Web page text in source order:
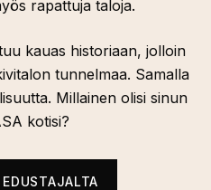
rapattuja taloja.
kauas historiaan, jolloin
tunnelmaa. Samalla
Millainen olisi sinun
kotisi?